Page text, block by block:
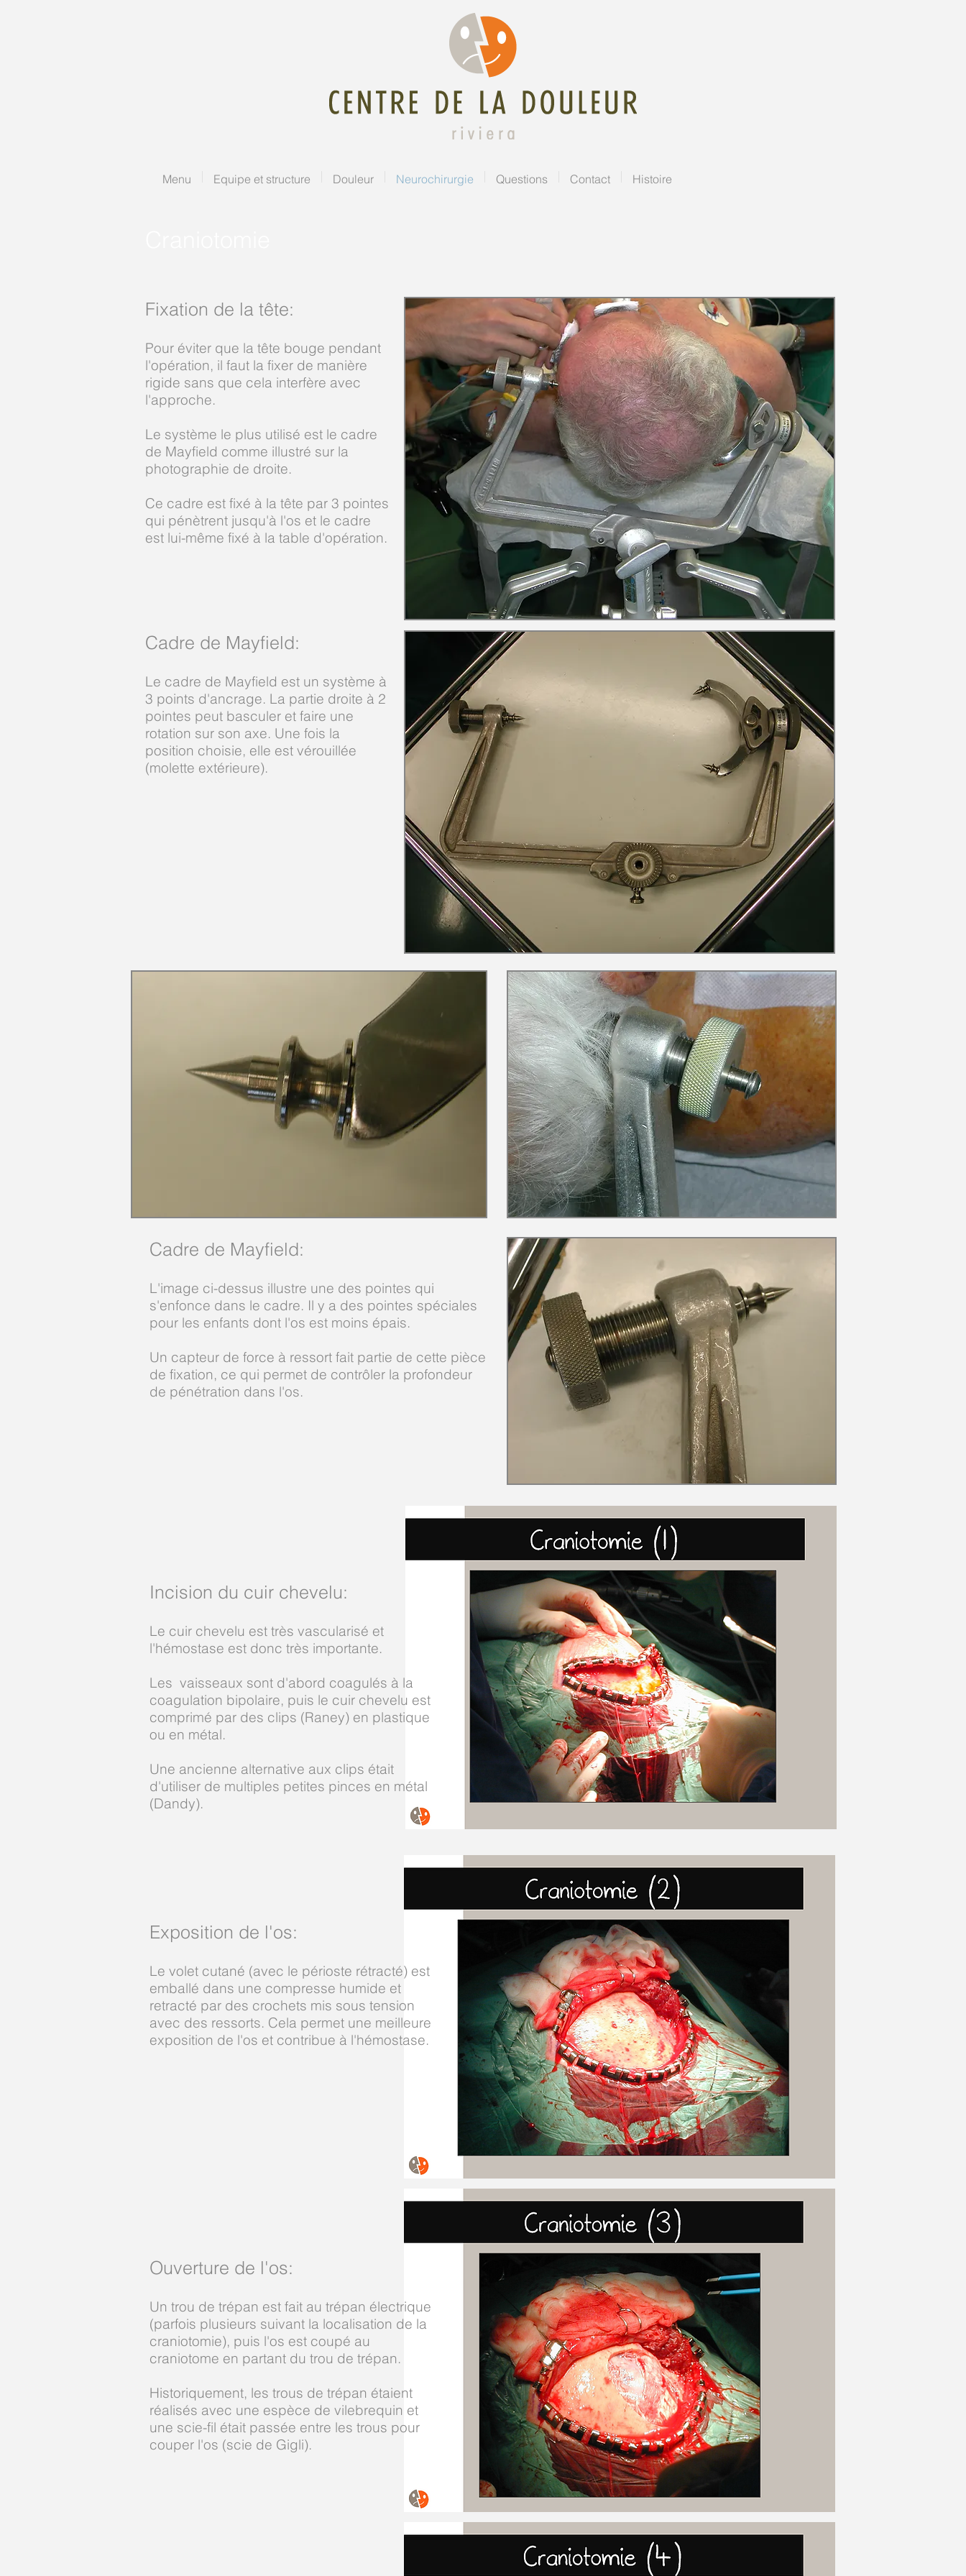
Menu Equipe et structure Douleur Neurochirurgie Questions Contact Histoire
Fixation de la tête:
Pour éviter que la tête bouge pendant
l'opération, il faut la fixer de manière
rigide sans que cela interfère avec
l'approche.
Le système le plus utilisé est le cadre
de Mayfield comme illustré sur la
photographie de droite.
Ce cadre est fixé à la tête par 3 pointes
qui pénètrent jusqu'à l'os et le cadre
est lui-même fixé à la table d'opération.
Cadre de Mayfield:
Le cadre de Mayfield est un système à
3 points d'ancrage. La partie droite à 2
pointes peut basculer et faire une
rotation sur son axe. Une fois la
position choisie, elle est vérouillée
(molette extérieure).
Cadre de Mayfield:
L'image ci-dessus illustre une des pointes qui
s'enfonce dans le cadre. Il y a des pointes spéciales
pour les enfants dont l'os est moins épais.
Un capteur de force à ressort fait partie de cette pièce
de fixation, ce qui permet de contrôler la profondeur
de pénétration dans l'os.
Incision du cuir chevelu:
Le cuir chevelu est très vascularisé et
l'hémostase est donc très importante.
Les vaisseaux sont d'abord coagulés à la
coagulation bipolaire, puis le cuir chevelu est
comprimé par des clips (Raney) en plastique
ou en métal.
Une ancienne alternative aux clips était
d'utiliser de multiples petites pinces en métal
(Dandy).
Exposition de l'os:
Le volet cutané (avec le périoste rétracté) est
emballé dans une compresse humide et
retracté par des crochets mis sous tension
avec des ressorts. Cela permet une meilleure
exposition de l'os et contribue à l'hémostase.
Ouverture de l'os:
Un trou de trépan est fait au trépan électrique
(parfois plusieurs suivant la localisation de la
craniotomie), puis l'os est coupé au
craniotome en partant du trou de trépan.
Historiquement, les trous de trépan étaient
réalisés avec une espèce de vilebrequin et
une scie-fil était passée entre les trous pour
couper l'os (scie de Gigli).